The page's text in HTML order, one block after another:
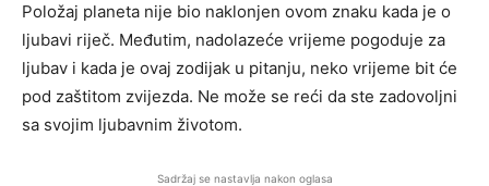
Položaj planeta nije bio naklonjen ovom znaku kada je o
ljubavi riječ. Međutim, nadolazeće vrijeme pogoduje za
ljubav i kada je ovaj zodijak u pitanju, neko vrijeme bit će
pod zaštitom zvijezda. Ne može se reći da ste zadovoljni
sa svojim ljubavnim životom.
Sadržaj se nastavlja nakon oglasa